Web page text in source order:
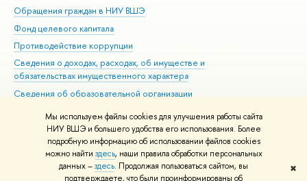
Мы используем файлы cookies для улучшения работы сайта
НИУ ВШЭ и большего удобства его использования. Более
подробную информацию об использовании файлов cookies
можно найти здесь, наши правила обработки персональных
данных –здесь. Продолжая пользоваться сайтом, вы
подтверждаете, что были проинформированы об
✖
Обращения граждан в НИУ ВШЭ
Фонд целевого капитала
Противодействие коррупции
Сведения о доходах, расходах, об имуществе и
обязательствах имущественного характера
Сведения об образовательной организации
Людям с ограниченными возможностями здоровья
Единая платежная страница
Работа в Вышке